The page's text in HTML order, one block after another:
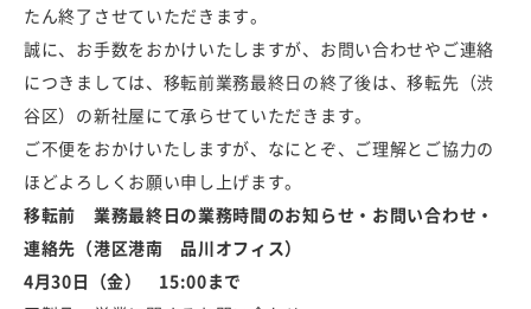
たん終了させていただきます。
誠に、お手数をおかけいたしますが、お問い合わせやご連絡
につきましては、移転前業務最終日の終了後は、移転先（渋
谷区）の新社屋にて承らせていただきます。
ご不便をおかけいたしますが、なにとぞ、ご理解とご協力の
ほどよろしくお願い申し上げます。
移転前 業務最終日の業務時間のお知らせ・お問い合わせ・
連絡先（港区港南 品川オフィス）
4月30日（金） 15:00まで